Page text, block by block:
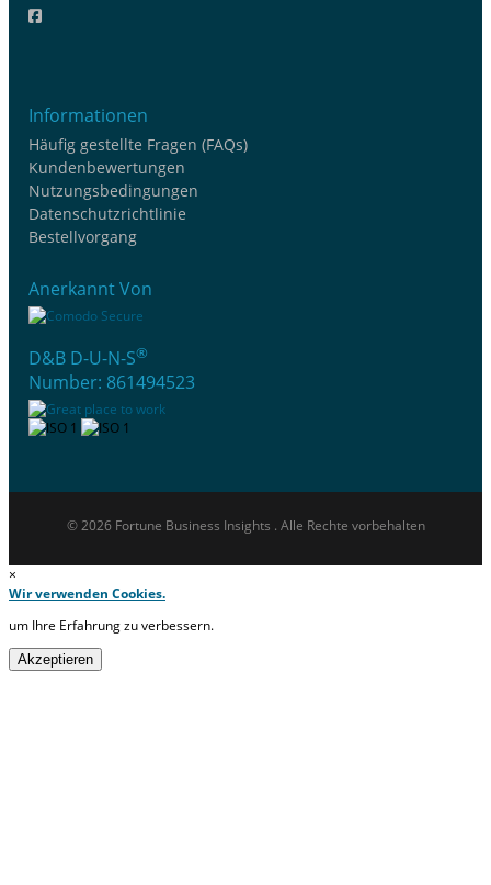
Informationen
Häufig gestellte Fragen (FAQs)
Kundenbewertungen
Nutzungsbedingungen
Datenschutzrichtlinie
Bestellvorgang
Anerkannt Von
D&B D-U-N-S®
Number: 861494523
© 2026 Fortune Business Insights . Alle Rechte vorbehalten
×
Wir verwenden Cookies.
um Ihre Erfahrung zu verbessern.
Akzeptieren